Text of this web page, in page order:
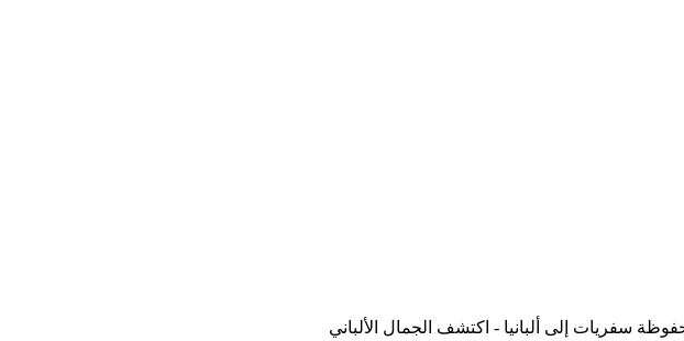
سفريات إلى ألبانيا - اكتشف الجمال الألباني